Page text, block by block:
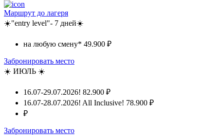
Маршрут до лагеря
☀️"entry level"- 7 дней☀️
на любую смену* 49.900 ₽
Забронировать место
☀️ ИЮЛЬ ☀️
16.07-29.07.2026! 82.900 ₽
16.07-28.07.2026! All Inclusive! 78.900 ₽
₽
Забронировать место